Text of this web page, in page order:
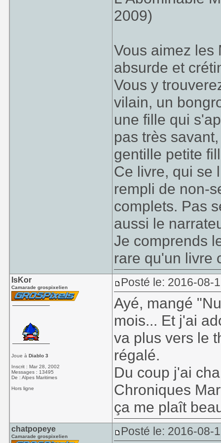
2009)
Vous aimez les
absurde et
Vous y
vilain, un
une fille qui
pas très
gentille petite
Ce livre, qui se
rempli de non-
complets. Pas
aussi le
Je comprends
rare qu'un livre
IsKor
Camarade grospixelien
Joue àDiablo 3
Inscrit : Mar 28, 2002
Messages : 13495
De : Alpes Maritimes
Hors ligne
Posté le: 2016-08-
Ayé, mangé
mois... Et j'ai
va plus vers le
régalé.
Du coup j'ai
Chroniques
ça me plaît
chatpopeye
Camarade grospixelien Posté le: 2016-08-